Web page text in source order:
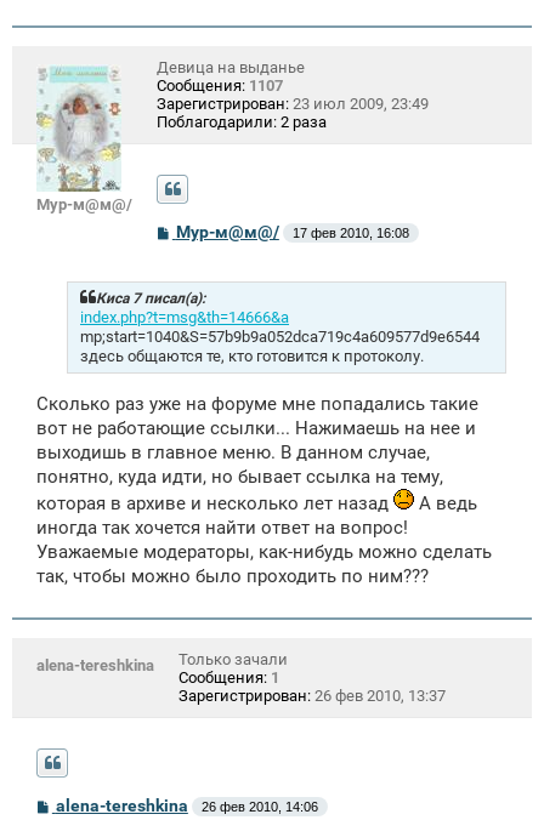
Мур-м@м@/
Девица на выданье
Сообщения: 1107
Зарегистрирован: 23 июл 2009, 23:49
Поблагодарили: 2 раза
С
о
б
щ
е
н
и
е
Мур-м@м@/ 17 фев 2010, 16:08
Киса 7 писал(а):
index.php?t=msg&th=14666&a
mp;start=1040&S=57b9b9a052dca719c4a609577d9e6544
здесь общаются те, кто готовится к протоколу.
Сколько раз уже на форуме мне попадались такие
вот не работающие ссылки... Нажимаешь на нее и
выходишь в главное меню. В данном случае,
понятно, куда идти, но бывает ссылка на тему,
которая в архиве и несколько лет назад
А ведь
иногда так хочется найти ответ на вопрос!
Уважаемые модераторы, как-нибудь можно сделать
так, чтобы можно было проходить по ним???
alena-tereshkina
Только зачали
Сообщения: 1
Зарегистрирован: 26 фев 2010, 13:37
С
о
alena-tereshkina 26 фев 2010, 14:06